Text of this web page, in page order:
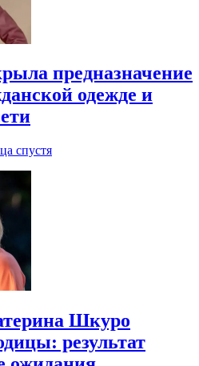
предназначение
одежде и
спустя
Шкуро
результат